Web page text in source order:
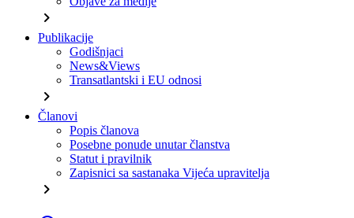
chevron_right
Publikacije
Godišnjaci
News&Views
Transatlantski i EU odnosi
chevron_right
Članovi
Popis članova
Posebne ponude unutar članstva
Statut i pravilnik
Zapisnici sa sastanaka Vijeća upravitelja
chevron_right